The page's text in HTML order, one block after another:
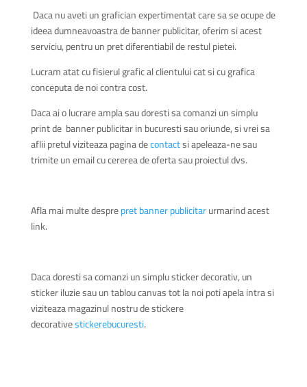
Daca nu aveti un grafician expertimentat care sa se ocupe de
ideea dumneavoastra de banner publicitar, oferim si acest
serviciu, pentru un pret diferentiabil de restul pietei.
Lucram atat cu fisierul grafic al clientului cat si cu grafica
conceputa de noi contra cost.
Daca ai o lucrare ampla sau doresti sa comanzi un simplu
print de banner publicitar in bucuresti sau oriunde, si vrei sa
aflii pretul viziteaza pagina decontactsi apeleaza-ne sau
trimite un email cu cererea de oferta sau proiectul dvs.
Afla mai multe desprepret banner publicitarurmarind acest
link.
Daca doresti sa comanzi un simplu sticker decorativ, un
sticker iluzie sau un tablou canvas tot la noi poti apela intra si
viziteaza magazinul nostru de stickere
decorativestickerebucuresti.